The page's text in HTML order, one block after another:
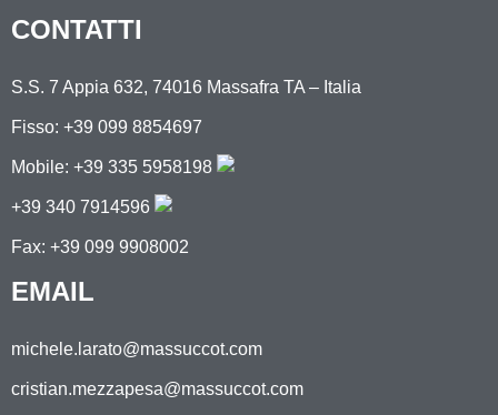
CONTATTI
S.S. 7 Appia 632, 74016 Massafra TA – Italia
Fisso: +39 099 8854697
Mobile: +39 335 5958198
+39 340 7914596
Fax: +39 099 9908002
EMAIL
michele.larato@massuccot.com
cristian.mezzapesa@massuccot.com